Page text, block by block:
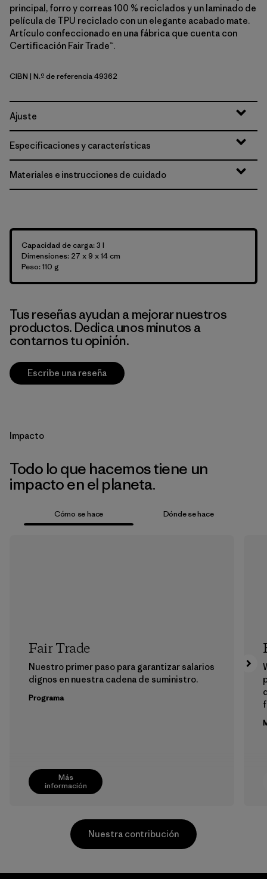
principal, forro y correas 100 % reciclados y un laminado de
película de TPU reciclado con un elegante acabado mate.
Artículo confeccionado en una fábrica que cuenta con
Certificación Fair Trade™.
Cinnamon Brown
CIBN | N.º de referencia 49362
Ajuste
Especificaciones y características
Materiales e instrucciones de cuidado
Capacidad de carga: 3 l
Dimensiones: 27 x 9 x 14 cm
Peso: 110 g
Tus reseñas ayudan a mejorar nuestros
productos. Dedica unos minutos a
contarnos tu opinión.
Escribe una reseña
Impacto
Todo lo que hacemos tiene un
impacto en el planeta.
Cómo se hace Dónde se hace
Más
información
Fair Trade
Nuestro primer paso para garantizar salarios
dignos en nuestra cadena de suministro.
Programa
Nuestra contribución